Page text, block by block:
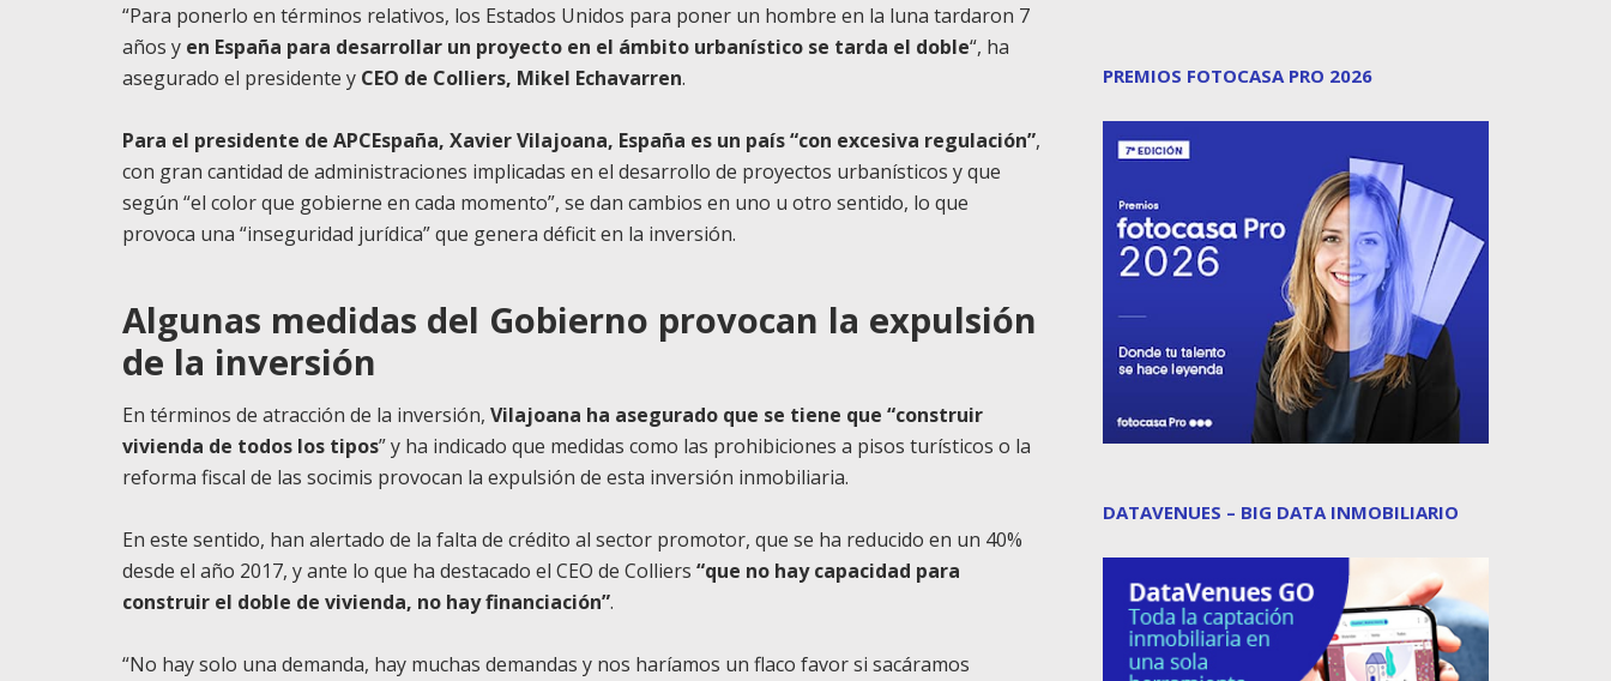
“Para ponerlo en términos relativos, los Estados Unidos para poner un hombre en la luna tardaron 7
años y en España para desarrollar un proyecto en el ámbito urbanístico se tarda el doble“, ha
asegurado el presidente y CEO de Colliers, Mikel Echavarren.
Para el presidente de APCEspaña, Xavier Vilajoana, España es un país “con excesiva regulación”,
con gran cantidad de administraciones implicadas en el desarrollo de proyectos urbanísticos y que
según “el color que gobierne en cada momento”, se dan cambios en uno u otro sentido, lo que
provoca una “inseguridad jurídica” que genera déficit en la inversión.
Algunas medidas del Gobierno provocan la expulsión
de la inversión
En términos de atracción de la inversión, Vilajoana ha asegurado que se tiene que “construir
vivienda de todos los tipos” y ha indicado que medidas como las prohibiciones a pisos turísticos o la
reforma fiscal de las socimis provocan la expulsión de esta inversión inmobiliaria.
En este sentido, han alertado de la falta de crédito al sector promotor, que se ha reducido en un 40%
desde el año 2017, y ante lo que ha destacado el CEO de Colliers “que no hay capacidad para
construir el doble de vivienda, no hay financiación”.
“No hay solo una demanda, hay muchas demandas y nos haríamos un flaco favor si sacáramos
PREMIOS FOTOCASA PRO 2026
DATAVENUES – BIG DATA INMOBILIARIO